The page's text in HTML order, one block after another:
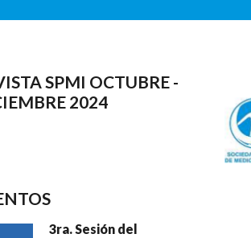
SPMI OCTUBRE -
2024
3ra. Sesión del